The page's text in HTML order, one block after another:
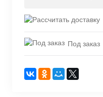
Под заказ